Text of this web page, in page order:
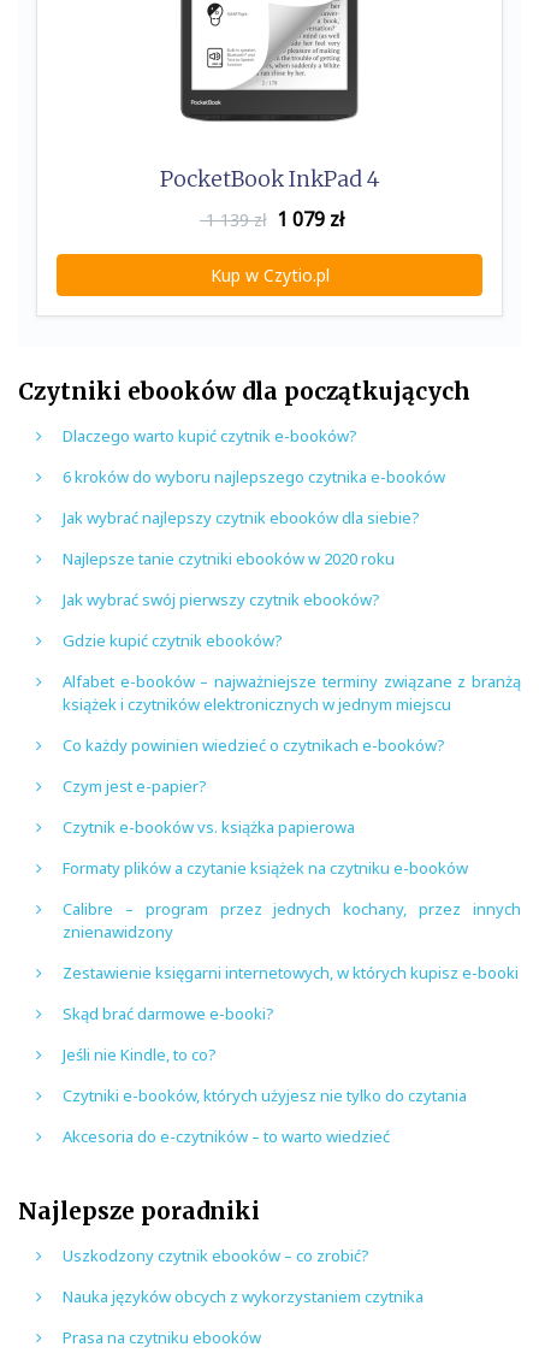
PocketBook InkPad 4
1 139 zł 1 079zł
Kup w Czytio.pl
Czytniki ebooków dla początkujących
Dlaczego warto kupić czytnik e-booków?
6 kroków do wyboru najlepszego czytnika e-booków
Jak wybrać najlepszy czytnik ebooków dla siebie?
Najlepsze tanie czytniki ebooków w 2020 roku
Jak wybrać swój pierwszy czytnik ebooków?
Gdzie kupić czytnik ebooków?
Alfabet e-booków – najważniejsze terminy związane z branżą
książek i czytników elektronicznych w jednym miejscu
Co każdy powinien wiedzieć o czytnikach e-booków?
Czym jest e-papier?
Czytnik e-booków vs. książka papierowa
Formaty plików a czytanie książek na czytniku e-booków
Calibre – program przez jednych kochany, przez innych
znienawidzony
Zestawienie księgarni internetowych, w których kupisz e-booki
Skąd brać darmowe e-booki?
Jeśli nie Kindle, to co?
Czytniki e-booków, których użyjesz nie tylko do czytania
Akcesoria do e-czytników – to warto wiedzieć
Najlepsze poradniki
Uszkodzony czytnik ebooków – co zrobić?
Nauka języków obcych z wykorzystaniem czytnika
Prasa na czytniku ebooków